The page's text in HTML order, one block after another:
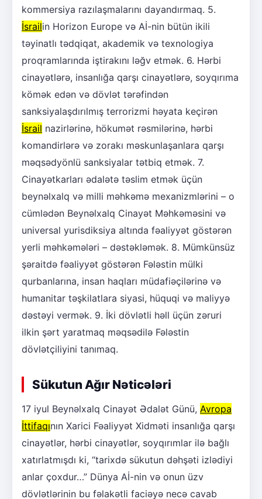
kommersiya razılaşmalarını dayandırmaq. 5.
İsrailin Horizon Europe və Aİ-nin bütün ikili
təyinatlı tədqiqat, akademik və texnologiya
proqramlarında iştirakını ləğv etmək. 6. Hərbi
cinayətlərə, insanlığa qarşı cinayətlərə, soyqırıma
kömək edən və dövlət tərəfindən
sanksiyalaşdırılmış terrorizmi həyata keçirən
İsrail nazirlərinə, hökumət rəsmilərinə, hərbi
komandirlərə və zorakı məskunlaşanlara qarşı
məqsədyönlü sanksiyalar tətbiq etmək. 7.
Cinayətkarları ədalətə təslim etmək üçün
beynəlxalq və milli məhkəmə mexanizmlərini – o
cümlədən Beynəlxalq Cinayət Məhkəməsini və
universal yurisdiksiya altında fəaliyyət göstərən
yerli məhkəmələri – dəstəkləmək. 8. Mümkünsüz
şəraitdə fəaliyyət göstərən Fələstin mülki
qurbanlarına, insan haqları müdafiəçilərinə və
humanitar təşkilatlara siyasi, hüquqi və maliyyə
dəstəyi vermək. 9. İki dövlətli həll üçün zəruri
ilkin şərt yaratmaq məqsədilə Fələstin
dövlətçiliyini tanımaq.
Sükutun Ağır Nəticələri
17 iyul Beynəlxalq Cinayət Ədalət Günü, Avropa
İttifaqının Xarici Fəaliyyət Xidməti insanlığa qarşı
cinayətlər, hərbi cinayətlər, soyqırımlar ilə bağlı
xatırlatmışdı ki, “tarixdə sükutun dəhşəti izlədiyi
anlar çoxdur…” Dünya Aİ-nin və onun üzv
dövlətlərinin bu fəlakətli faciəyə necə cavab